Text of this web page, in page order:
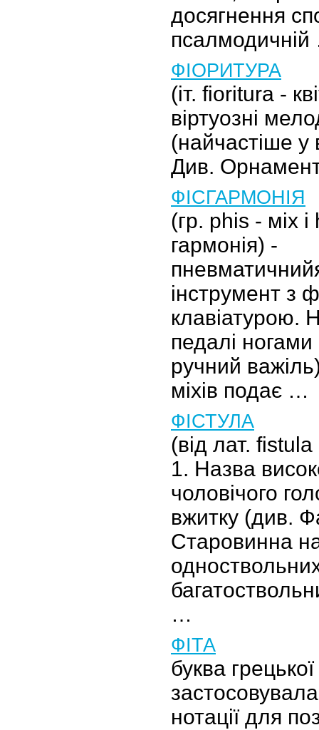
досягнення
ФІОРИТУРА
(іт. fioritura -
віртуозні
(найчастіше у
Див.
ФІСГАРМОНІЯ
(гр. phis - міх
гармонія) -
інструмент з
клавіатурою.
педалі
ручний
міхів подає …
ФІСТУЛА
(від лат.
1. Назва
чоловічого
вжитку (див.
Старовинна
…
ФІТА
буква
нотації для